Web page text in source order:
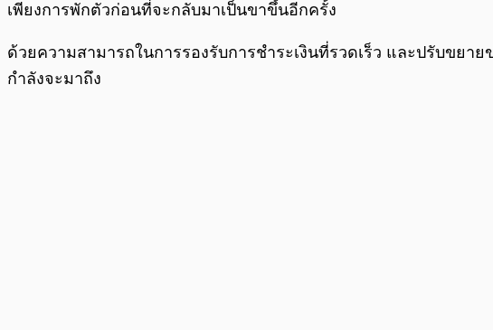
เพียงการพักตัวก่อนที่จะกลับมาเป็นขาขึ้นอีกครั้ง
ด้วยความสามารถในการรองรับการชำระเงินที่รวดเร็ว และปรับขยาย
กำลังจะมาถึง